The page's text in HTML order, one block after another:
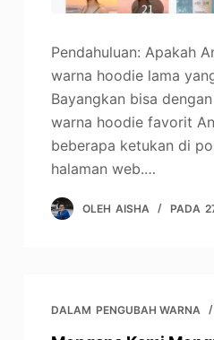
Pendahuluan: Apakah
warna hoodie lama
Bayangkan bisa
warna hoodie favorit
beberapa ketukan di
halaman web.…
OLEH AISHA PADA
DALAM PENGUBAH WARNA